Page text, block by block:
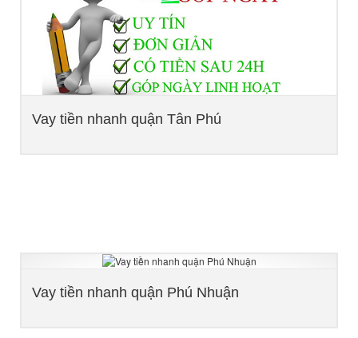
Vay tiền nhanh quận Tân Phú
Vay tiền nhanh quận Phú Nhuận